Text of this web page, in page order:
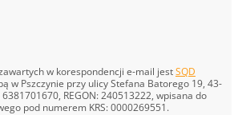
w korespondencji e-mail jestSQD
w Pszczynie przy ulicy Stefana Batorego 19, 43-
REGON: 240513222, wpisana do
pod numerem KRS: 0000269551.